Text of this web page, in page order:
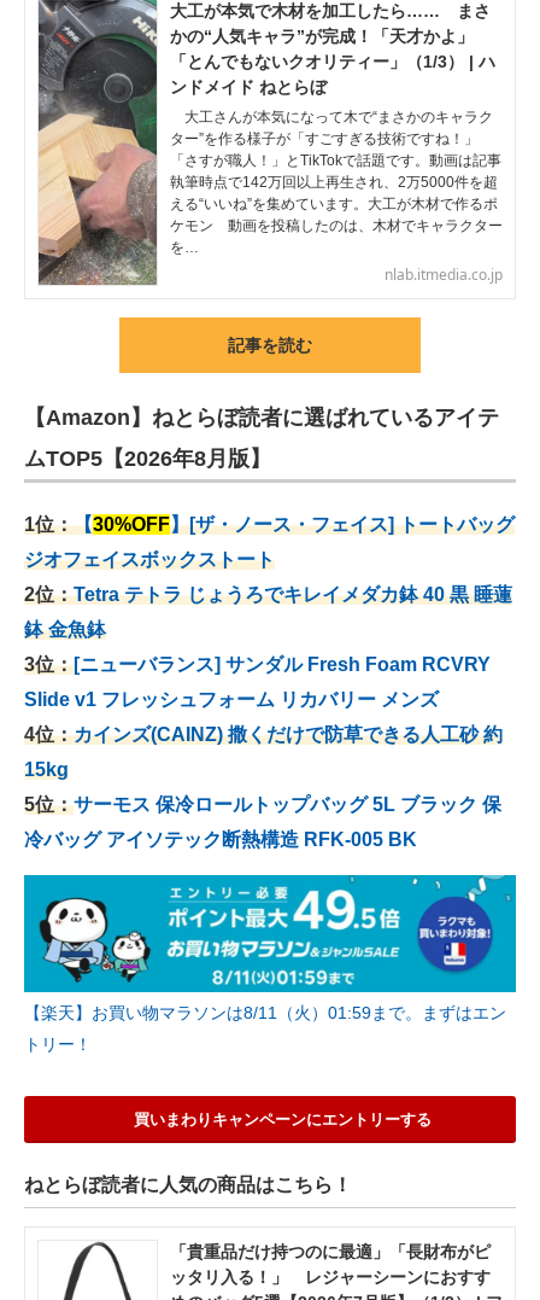
大工が本気で木材を加工したら…… まさ
かの“人気キャラ”が完成！「天才かよ」
「とんでもないクオリティー」（1/3） | ハ
ンドメイド ねとらぼ
大工さんが本気になって木で“まさかのキャラク
ター”を作る様子が「すごすぎる技術ですね！」
「さすが職人！」とTikTokで話題です。動画は記事
執筆時点で142万回以上再生され、2万5000件を超
える“いいね”を集めています。大工が木材で作るポ
ケモン 動画を投稿したのは、木材でキャラクター
を…
nlab.itmedia.co.jp
記事を読む
【Amazon】ねとらぼ読者に選ばれているアイテ
ムTOP5【2026年8月版】
1位：【30%OFF】[ザ・ノース・フェイス] トートバッグ
ジオフェイスボックストート
2位：Tetra テトラ じょうろでキレイメダカ鉢 40 黒 睡蓮
鉢 金魚鉢
3位：[ニューバランス] サンダル Fresh Foam RCVRY
Slide v1 フレッシュフォーム リカバリー メンズ
4位：カインズ(CAINZ) 撒くだけで防草できる人工砂 約
15kg
5位：サーモス 保冷ロールトップバッグ 5L ブラック 保
冷バッグ アイソテック断熱構造 RFK-005 BK
【楽天】お買い物マラソンは8/11（火）01:59まで。まずはエン
トリー！
買いまわりキャンペーンにエントリーする
ねとらぼ読者に人気の商品はこちら！
「貴重品だけ持つのに最適」「長財布がピ
ッタリ入る！」 レジャーシーンにおすす